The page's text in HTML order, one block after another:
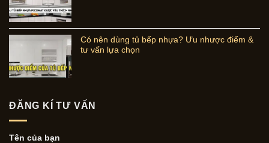
Có nên dùng tủ bếp nhựa? Ưu nhược điểm &
tư vấn lựa chọn
ĐĂNG KÍ TƯ VẤN
Tên của bạn